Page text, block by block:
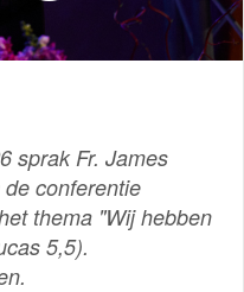
sprak Fr. James
conferentie
thema "Wij hebben
5,5).